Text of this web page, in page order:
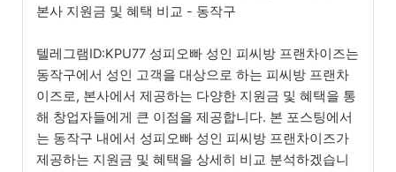
본사 지원금 및 혜택 비교 - 동작구
텔레그램ID:KPU77 성피오빠 성인 피씨방 프랜차이즈는
동작구에서 성인 고객을 대상으로 하는 피씨방 프랜차
이즈로, 본사에서 제공하는 다양한 지원금 및 혜택을 통
해 창업자들에게 큰 이점을 제공합니다. 본 포스팅에서
는 동작구 내에서 성피오빠 성인 피씨방 프랜차이즈가
제공하는 지원금 및 혜택을 상세히 비교 분석하겠습니